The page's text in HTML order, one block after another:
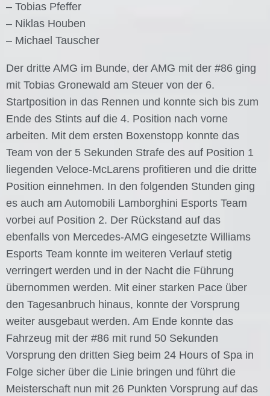
– Tobias Pfeffer
– Niklas Houben
– Michael Tauscher
Der dritte AMG im Bunde, der AMG mit der #86 ging
mit Tobias Gronewald am Steuer von der 6.
Startposition in das Rennen und konnte sich bis zum
Ende des Stints auf die 4. Position nach vorne
arbeiten. Mit dem ersten Boxenstopp konnte das
Team von der 5 Sekunden Strafe des auf Position 1
liegenden Veloce-McLarens profitieren und die dritte
Position einnehmen. In den folgenden Stunden ging
es auch am Automobili Lamborghini Esports Team
vorbei auf Position 2. Der Rückstand auf das
ebenfalls von Mercedes-AMG eingesetzte Williams
Esports Team konnte im weiteren Verlauf stetig
verringert werden und in der Nacht die Führung
übernommen werden. Mit einer starken Pace über
den Tagesanbruch hinaus, konnte der Vorsprung
weiter ausgebaut werden. Am Ende konnte das
Fahrzeug mit der #86 mit rund 50 Sekunden
Vorsprung den dritten Sieg beim 24 Hours of Spa in
Folge sicher über die Linie bringen und führt die
Meisterschaft nun mit 26 Punkten Vorsprung auf das